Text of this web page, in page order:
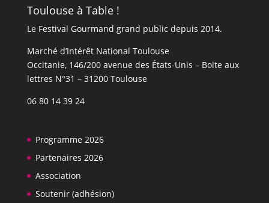
Toulouse à Table !
Le Festival Gourmand grand public depuis 2014.
Marché d’Intérêt National Toulouse
Occitanie, 146/200 avenue des États-Unis​​ – Boite aux
lettres N°31 – 31200 Toulouse
06 80 14 39 24
Programme 2026
Partenaires 2026
Association
Soutenir (adhésion)